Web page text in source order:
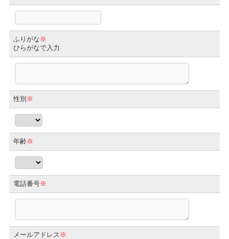
ふりがな ※
ひらがなで入力
性別 ※
年齢※
電話番号※
メールアドレス ※